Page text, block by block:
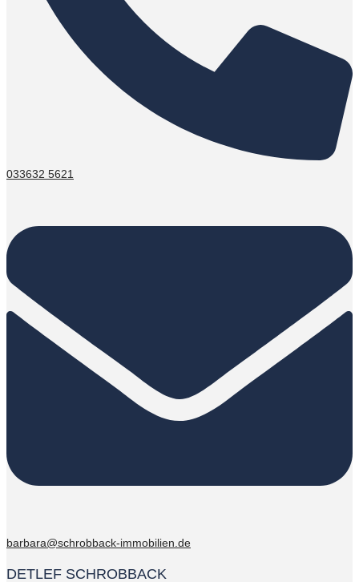
033632 5621
barbara@schrobback-immobilien.de
DETLEF SCHROBBACK